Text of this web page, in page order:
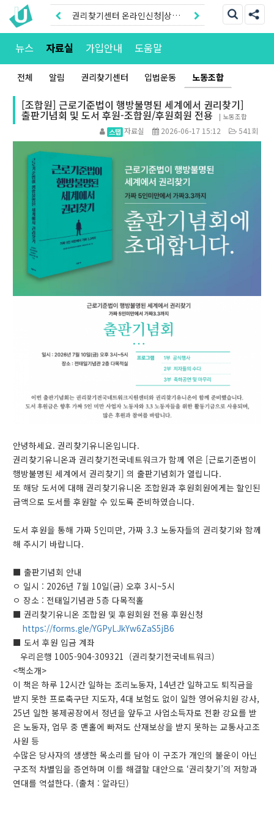
권리찾기센터 온라인신청|상담
톡
권리찾기유니온 조합원|후원안
뉴스 자료실 가입안내 도움말
전체 알림 권리찾기센터 입법운동 노동조합
[조합원] 근로기준법이 행방불명된 세계에서 권리찾기]
출판기념회 및 도서 후원-조합원/후원회원 전용 | 노동조합
자료실 2026-06-17 15:12 541회
안녕하세요. 권리찾기유니온입니다.
권리찾기유니온과 권리찾기전국네트워크가 함께 엮은 [근로기준법이
행방불명된 세계에서 권리찾기] 의 출판기념회가 열립니다.
또 해당 도서에 대해 권리찾기유니온 조합원과 후원회원에게는 할인된
금액으로 도서를 후원할 수 있도록 준비하였습니다.
도서 후원을 통해 가짜 5인미만, 가짜 3.3 노동자들의 권리찾기와 함께
해 주시기 바랍니다.
■ 출판기념회 안내
ㅇ 일시 : 2026년 7월 10일(금) 오후 3시~5시
ㅇ 장소 : 전태일기념관 5층 다목적홀
■ 권리찾기유니온 조합원 및 후원회원 전용 후원신청
https://forms.gle/YGPyLJkYw6ZaS5jB6
■ 도서 후원 입금 계좌
우리은행 1005-904-309321 (권리찾기전국네트워크)
<책소개>
이 책은 하루 12시간 일하는 조리노동자, 14년간 일하고도 퇴직금을
받지 못한 프로축구단 지도자, 4대 보험도 없이 일한 영어유치원 강사,
25년 일한 봉제공장에서 정년을 앞두고 사업소득자로 전환 강요를 받
은 노동자, 업무 중 맨홀에 빠져도 산재보상을 받지 못하는 교통사고조
사원 등
수많은 당사자의 생생한 목소리를 담아 이 구조가 개인의 불운이 아닌
구조적 차별임을 증언하며 이를 해결할 대안으로 ‘권리찾기’의 저항과
연대를 역설한다. (출처 : 알라딘)